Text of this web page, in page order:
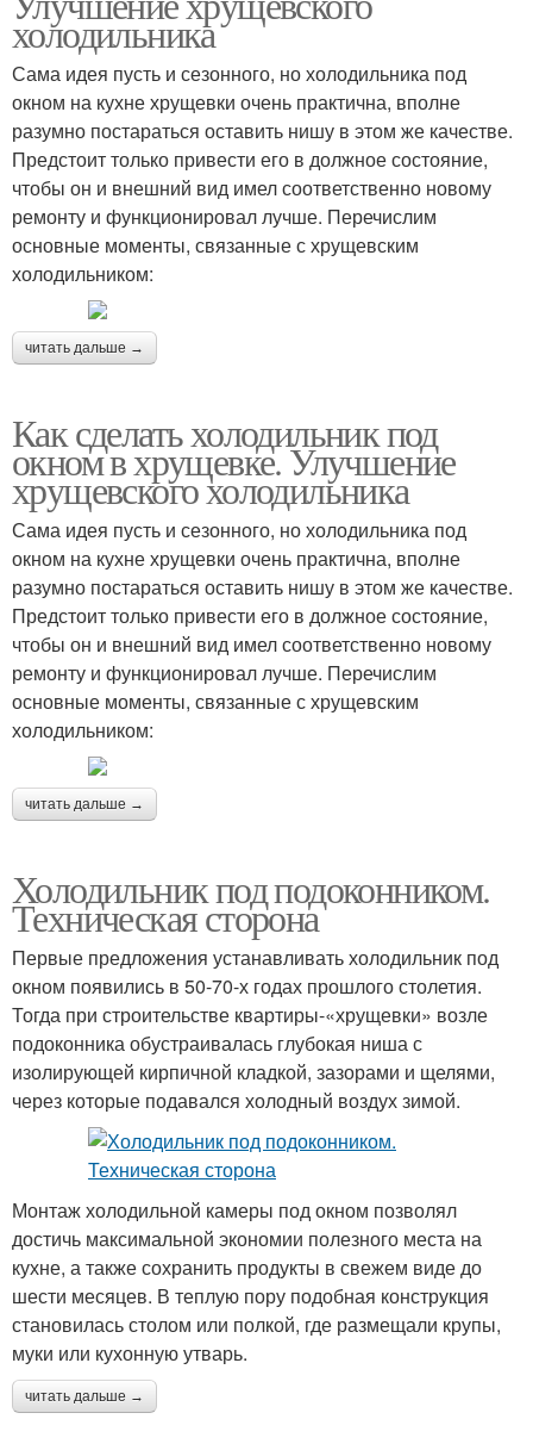
холодильника
Сама идея пусть и сезонного, но холодильника под
окном на кухне хрущевки очень практична, вполне
разумно постараться оставить нишу в этом же качестве.
Предстоит только привести его в должное состояние,
чтобы он и внешний вид имел соответственно новому
ремонту и функционировал лучше. Перечислим
основные моменты, связанные с хрущевским
холодильником:
читать дальше →
Как сделать холодильник под
окном в хрущевке. Улучшение
хрущевского холодильника
Сама идея пусть и сезонного, но холодильника под
окном на кухне хрущевки очень практична, вполне
разумно постараться оставить нишу в этом же качестве.
Предстоит только привести его в должное состояние,
чтобы он и внешний вид имел соответственно новому
ремонту и функционировал лучше. Перечислим
основные моменты, связанные с хрущевским
холодильником:
читать дальше →
Холодильник под подоконником.
Техническая сторона
Первые предложения устанавливать холодильник под
окном появились в 50-70-х годах прошлого столетия.
Тогда при строительстве квартиры-«хрущевки» возле
подоконника обустраивалась глубокая ниша с
изолирующей кирпичной кладкой, зазорами и щелями,
через которые подавался холодный воздух зимой.
Монтаж холодильной камеры под окном позволял
достичь максимальной экономии полезного места на
кухне, а также сохранить продукты в свежем виде до
шести месяцев. В теплую пору подобная конструкция
становилась столом или полкой, где размещали крупы,
муки или кухонную утварь.
читать дальше →